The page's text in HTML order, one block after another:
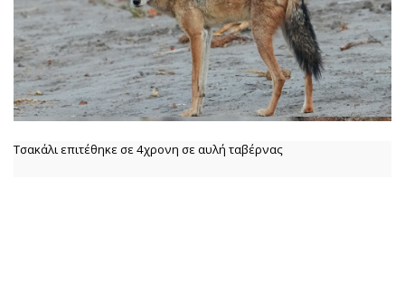
Τσακάλι επιτέθηκε σε 4χρονη σε αυλή ταβέρνας